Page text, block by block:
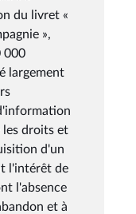
du livret «
»,
000
largement
les droits et
d'un
l'intérêt de
l'absence
et à